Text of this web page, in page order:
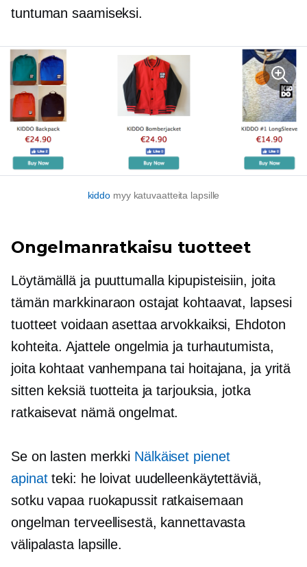
tuntuman saamiseksi.
kiddo myy katuvaatteita lapsille
Ongelmanratkaisu tuotteet
Löytämällä ja puuttumalla kipupisteisiin, joita
tämän markkinaraon ostajat kohtaavat, lapsesi
tuotteet voidaan asettaa arvokkaiksi, Ehdoton
kohteita. Ajattele ongelmia ja turhautumista,
joita kohtaat vanhempana tai hoitajana, ja yritä
sitten keksiä tuotteita ja tarjouksia, jotka
ratkaisevat nämä ongelmat.
Se on lasten merkki Nälkäiset pienet
apinatteki: he loivat uudelleenkäytettäviä,
sotku vapaaruokapussit ratkaisemaan
ongelman terveellisestä, kannettavasta
välipalasta lapsille.